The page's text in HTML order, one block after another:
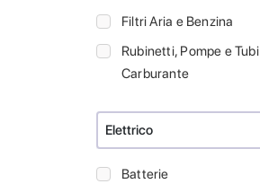
Filtri Aria e Benzina
Rubinetti, Pompe e Tubi
Carburante
Elettrico
Batterie